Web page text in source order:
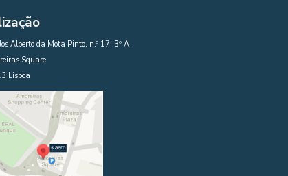
Alberto da Mota Pinto, n.º 17, 3º A
Square
Lisboa